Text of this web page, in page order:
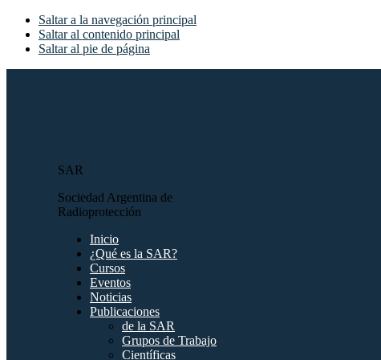
Saltar a la navegación principal
Saltar al contenido principal
Saltar al pie de página
SAR
Sociedad Argentina de
Radioprotección
Inicio
¿Qué es la SAR?
Cursos
Eventos
Noticias
Publicaciones
de la SAR
Grupos de Trabajo
Científicas